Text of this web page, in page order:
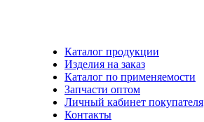
Каталог продукции
Изделия на заказ
Каталог по применяемости
Запчасти оптом
Личный кабинет покупателя
Контакты